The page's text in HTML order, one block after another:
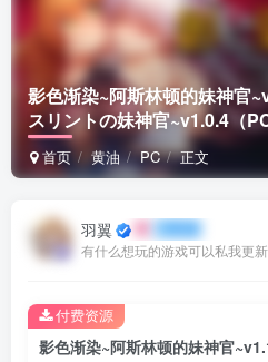
影色渐染~阿斯林顿的妹神官
スリントの妹神官~v1.0.4（
首页 黄油 PC 正文
羽翼
有什么想玩的游戏可以私我更新
付费资源